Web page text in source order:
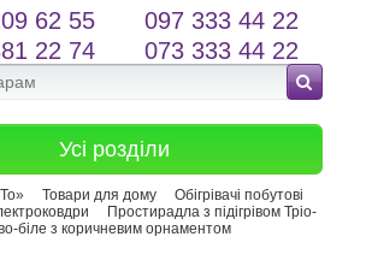
Мова сайту
62 55
097 333 44 22
22 74
073 333 44 22
Усі розділи
Товари для дому
Обігрівачі побутові
Простирадла з підігрівом Тріо-
біле з коричневим орнаментом